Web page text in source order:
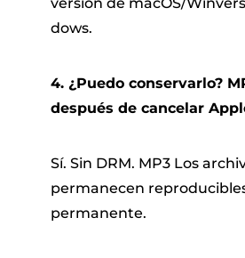
dows.
4. ¿Puedo conservarlo?
después de cancelar
Sí. Sin DRM. MP3 Los
permanecen
permanente.